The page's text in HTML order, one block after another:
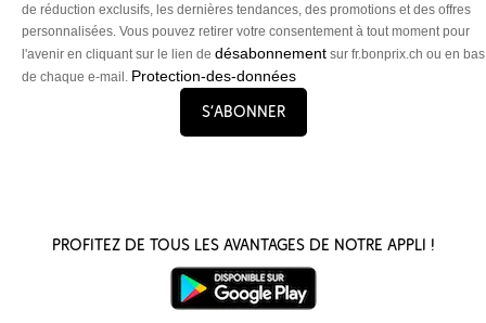
de réduction exclusifs, les dernières tendances, des promotions et des offres
personnalisées. Vous pouvez retirer votre consentement à tout moment pour
l'avenir en cliquant sur le lien de désabonnement sur fr.bonprix.ch ou en bas
de chaque e-mail. Protection-des-données
S’abonner
Profitez de tous les avantages de notre appli !